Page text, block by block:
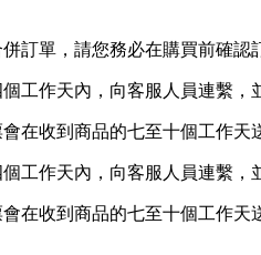
訂單，請您務必在購買前確認
工作天內，向客服人員連繫，
在收到商品的七至十個工作天
工作天內，向客服人員連繫，
在收到商品的七至十個工作天